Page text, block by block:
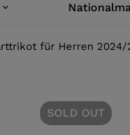
für Herren 2024/
SOLD OUT